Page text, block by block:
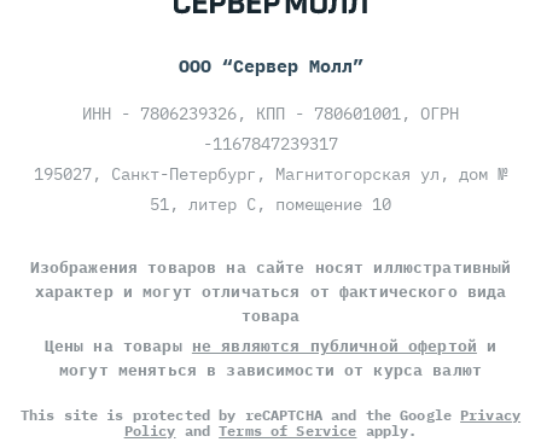
ООО “Сервер Молл”
ИНН - 7806239326, КПП - 780601001, ОГРН
-1167847239317
195027, Санкт-Петербург, Магнитогорская ул, дом №
51, литер С, помещение 10
Изображения товаров на сайте носят иллюстративный
характер и могут отличаться от фактического вида
товара
Цены на товары не являются публичной офертой и
могут меняться в зависимости от курса валют
This site is protected by reCAPTCHA and the Google Privacy
Policy andTerms of Service apply.